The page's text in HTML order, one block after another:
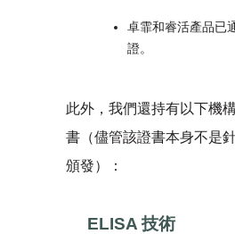
卓霏和睿活產品已
證。
此外，我們還持有以下機
書（儘管該證書本身不是
頒發）：
ELISA 技術